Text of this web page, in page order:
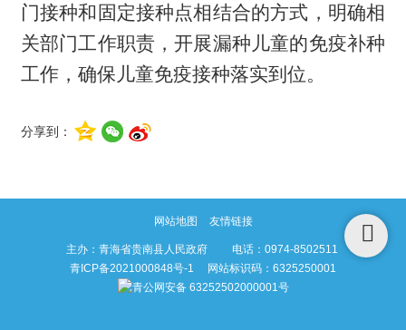
门接种和固定接种点相结合的方式，明确相
关部门工作职责，开展漏种儿童的免疫补种
工作，确保儿童免疫接种落实到位。
分享到：
网站地图 友情链接
主办：青海省贵南县人民政府 电话：0974-8502511
青ICP备2021000848号-1 网站标识码：6325250001
青公网安备 63252502000001号